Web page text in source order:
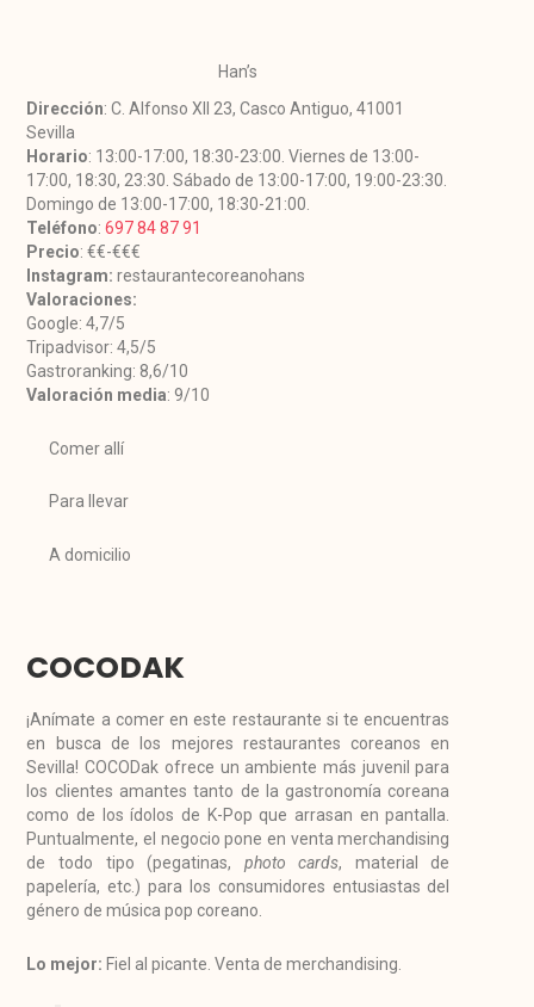
Han’s
Dirección: C. Alfonso XII 23, Casco Antiguo, 41001
Sevilla
Horario: 13:00-17:00, 18:30-23:00. Viernes de 13:00-
17:00, 18:30, 23:30. Sábado de 13:00-17:00, 19:00-23:30.
Domingo de 13:00-17:00, 18:30-21:00.
Teléfono:697 84 87 91
Precio: €€-€€€
Instagram:restaurantecoreanohans
Valoraciones:
Google: 4,7/5
Tripadvisor: 4,5/5
Gastroranking: 8,6/10
Valoración media: 9/10
Comer allí
Para llevar
A domicilio
COCODAK
¡Anímate a comer en este restaurante si te encuentras
en busca de los mejores restaurantes coreanos en
Sevilla! COCODak ofrece un ambiente más juvenil para
los clientes amantes tanto de la gastronomía coreana
como de los ídolos de K-Pop que arrasan en pantalla.
Puntualmente, el negocio pone en venta merchandising
de todo tipo (pegatinas, photo cards, material de
papelería, etc.) para los consumidores entusiastas del
género de música pop coreano.
Lo mejor: Fiel al picante. Venta de merchandising.